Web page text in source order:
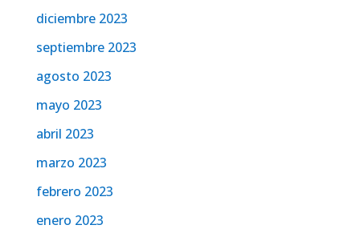
diciembre 2023
septiembre 2023
agosto 2023
mayo 2023
abril 2023
marzo 2023
febrero 2023
enero 2023